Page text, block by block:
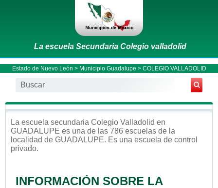
La escuela Secundaria Colegio valladolid
Estado de Nuevo León > Municipio Guadalupe > COLEGIO VALLADOLID
La escuela secundaria Colegio Valladolid en
GUADALUPE es una de las 786 escuelas de la
localidad de GUADALUPE. Es una escuela de control
privado.
INFORMACIÓN SOBRE LA